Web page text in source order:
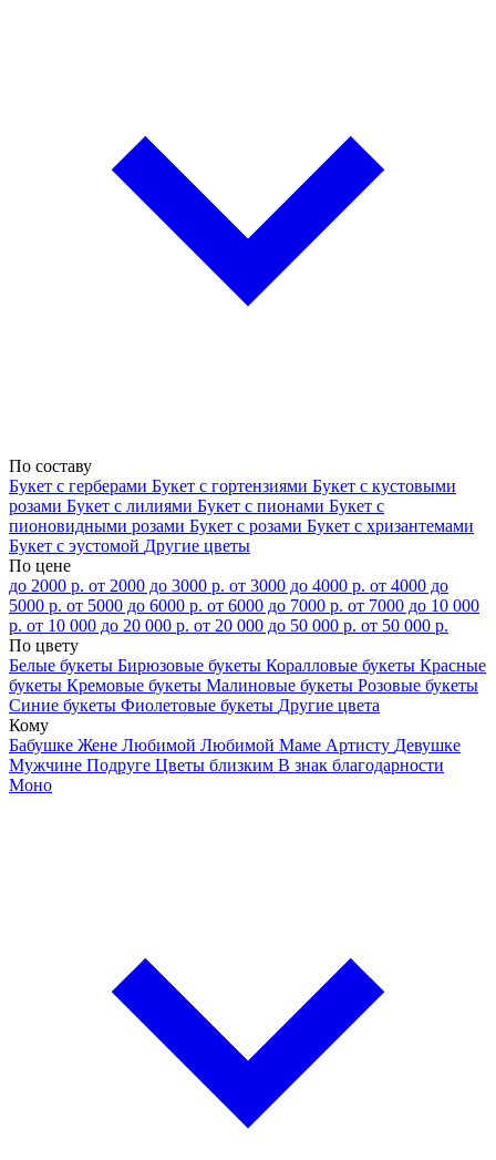
По составу
Букет с герберами Букет с гортензиями Букет с кустовыми
розами Букет с лилиями Букет с пионами Букет с
пионовидными розами Букет с розами Букет с хризантемами
Букет с эустомой Другие цветы
По цене
до 2000 р. от 2000 до 3000 р. от 3000 до 4000 р. от 4000 до
5000 р. от 5000 до 6000 р. от 6000 до 7000 р. от 7000 до 10 000
р. от 10 000 до 20 000 р. от 20 000 до 50 000 р. от 50 000 р.
По цвету
Белые букеты Бирюзовые букеты Коралловые букеты Красные
букеты Кремовые букеты Малиновые букеты Розовые букеты
Синие букеты Фиолетовые букеты Другие цвета
Кому
Бабушке Жене Любимой Любимой Маме Артисту Девушке
Мужчине Подруге Цветы близким В знак благодарности
Моно